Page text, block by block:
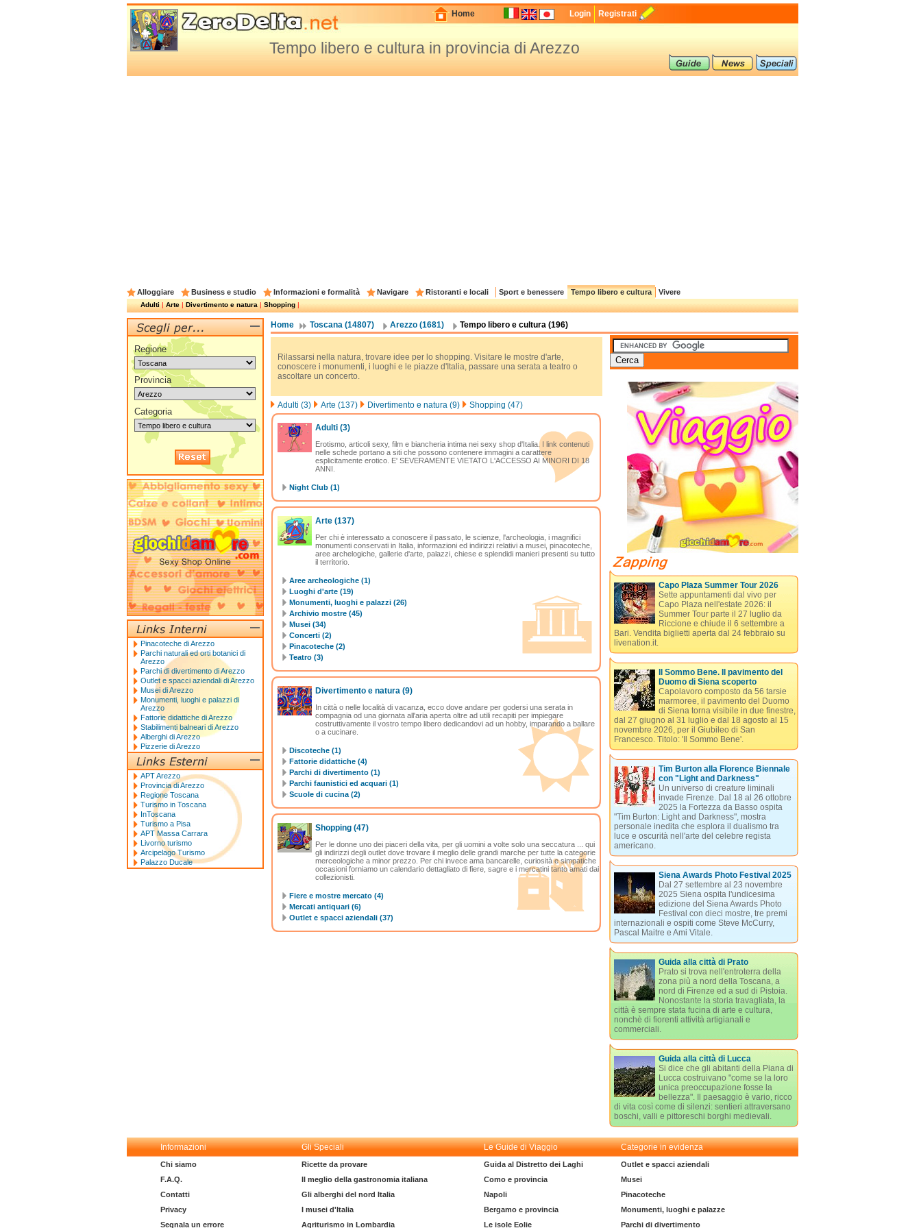
Home Login Registrati
Tempo libero e cultura in provincia di Arezzo
Alloggiare Business e studio Informazioni e formalità Navigare Ristoranti e locali Sport e benessere Tempo libero e cultura Vivere
Adulti|Arte|Divertimento e natura|Shopping|
Home Toscana (14807) Arezzo (1681) Tempo libero e cultura (196)
Rilassarsi nella natura, trovare idee per lo shopping. Visitare le mostre d'arte,
conoscere i monumenti, i luoghi e le piazze d'Italia, passare una serata a teatro o
ascoltare un concerto.
Adulti (3) Arte (137) Divertimento e natura (9) Shopping (47)
Adulti(3)
Erotismo, articoli sexy, film e biancheria intima nei sexy shop d'Italia. I link contenuti
nelle schede portano a siti che possono contenere immagini a carattere
esplicitamente erotico. E' SEVERAMENTE VIETATO L'ACCESSO AI MINORI DI 18
ANNI.
Night Club (1)
Arte(137)
Per chi è interessato a conoscere il passato, le scienze, l'archeologia, i magnifici
monumenti conservati in Italia, informazioni ed indirizzi relativi a musei, pinacoteche,
aree archelogiche, gallerie d'arte, palazzi, chiese e splendidi manieri presenti su tutto
il territorio.
Aree archeologiche (1)
Luoghi d'arte (19)
Monumenti, luoghi e palazzi (26)
Archivio mostre (45)
Musei (34)
Concerti (2)
Pinacoteche (2)
Teatro (3)
Divertimento e natura(9)
In città o nelle località di vacanza, ecco dove andare per godersi una serata in
compagnia od una giornata all'aria aperta oltre ad utili recapiti per impiegare
costruttivamente il vostro tempo libero dedicandovi ad un hobby, imparando a ballare
o a cucinare.
Discoteche (1)
Fattorie didattiche (4)
Parchi di divertimento (1)
Parchi faunistici ed acquari (1)
Scuole di cucina (2)
Shopping(47)
Per le donne uno dei piaceri della vita, per gli uomini a volte solo una seccatura ... qui
gli indirizzi degli outlet dove trovare il meglio delle grandi marche per tutte la categorie
merceologiche a minor prezzo. Per chi invece ama bancarelle, curiosità e simpatiche
occasioni forniamo un calendario dettagliato di fiere, sagre e i mercatini tanto amati dai
collezionisti.
Fiere e mostre mercato (4)
Mercati antiquari (6)
Outlet e spacci aziendali (37)
Capo Plaza Summer Tour 2026
Sette appuntamenti dal vivo per
Capo Plaza nell'estate 2026: il
Summer Tour parte il 27 luglio da
Riccione e chiude il 6 settembre a
Bari. Vendita biglietti aperta dal 24 febbraio su
livenation.it.
Il Sommo Bene. Il pavimento del
Duomo di Siena scoperto
Capolavoro composto da 56 tarsie
marmoree, il pavimento del Duomo
di Siena torna visibile in due finestre,
dal 27 giugno al 31 luglio e dal 18 agosto al 15
novembre 2026, per il Giubileo di San
Francesco. Titolo: 'Il Sommo Bene'.
Tim Burton alla Florence Biennale
con "Light and Darkness"
Un universo di creature liminali
invade Firenze. Dal 18 al 26 ottobre
2025 la Fortezza da Basso ospita
"Tim Burton: Light and Darkness", mostra
personale inedita che esplora il dualismo tra
luce e oscurità nell'arte del celebre regista
americano.
Siena Awards Photo Festival 2025
Dal 27 settembre al 23 novembre
2025 Siena ospita l'undicesima
edizione del Siena Awards Photo
Festival con dieci mostre, tre premi
internazionali e ospiti come Steve McCurry,
Pascal Maitre e Ami Vitale.
Guida alla città di Prato
Prato si trova nell'entroterra della
zona più a nord della Toscana, a
nord di Firenze ed a sud di Pistoia.
Nonostante la storia travagliata, la
città è sempre stata fucina di arte e cultura,
nonchè di fiorenti attività artigianali e
commerciali.
Guida alla città di Lucca
Si dice che gli abitanti della Piana di
Lucca costruivano "come se la loro
unica preoccupazione fosse la
bellezza". Il paesaggio è vario, ricco
di vita così come di silenzi: sentieri attraversano
boschi, valli e pittoreschi borghi medievali.
Regione
Provincia
Categoria
Pinacoteche di Arezzo
Parchi naturali ed orti botanici di
Arezzo
Parchi di divertimento di Arezzo
Outlet e spacci aziendali di Arezzo
Musei di Arezzo
Monumenti, luoghi e palazzi di
Arezzo
Fattorie didattiche di Arezzo
Stabilimenti balneari di Arezzo
Alberghi di Arezzo
Pizzerie di Arezzo
APT Arezzo
Provincia di Arezzo
Regione Toscana
Turismo in Toscana
InToscana
Turismo a Pisa
APT Massa Carrara
Livorno turismo
Arcipelago Turismo
Palazzo Ducale
Informazioni Gli Speciali Le Guide di Viaggio Categorie in evidenza
Chi siamo
F.A.Q.
Contatti
Privacy
Segnala un errore
Ricette da provare
Il meglio della gastronomia italiana
Gli alberghi del nord Italia
I musei d'Italia
Agriturismo in Lombardia
Guida al Distretto dei Laghi
Como e provincia
Napoli
Bergamo e provincia
Le isole Eolie
Outlet e spacci aziendali
Musei
Pinacoteche
Monumenti, luoghi e palazze
Parchi di divertimento